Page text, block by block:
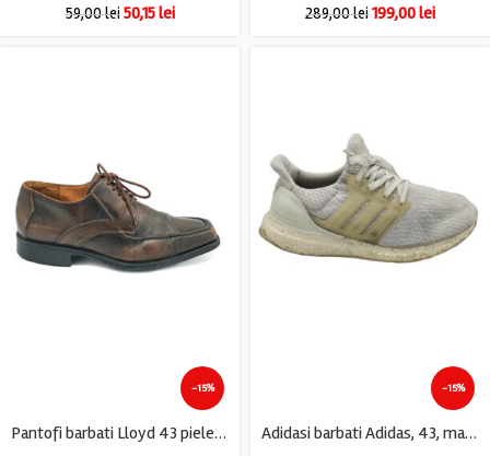
59,00lei 50,15lei 289,00lei199,00lei
-15%
Pantofi barbati Lloyd 43 piele , maro
-15%
Adidasi barbati Adidas, 43, material textil, alb